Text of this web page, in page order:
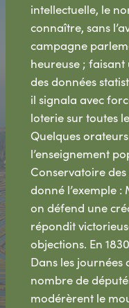
intellectuelle, le
connaître, sans
campagne
heureuse ;
des données
il signala avec
loterie sur toutes
Quelques
l’enseignement
Conservatoire
donné l’exemple
on défend une
répondit
objections. En
Dans les
nombre de
modérèrent le